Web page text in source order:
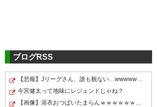
ブログRSS
【悲報】Jリーグさん、誰も観ない…wwwwwww
今宮健太って地味にレジェンドじゃね？
【画像】浴衣おつぱいたまらんｗｗｗｗｗｗｗｗｗｗｗ